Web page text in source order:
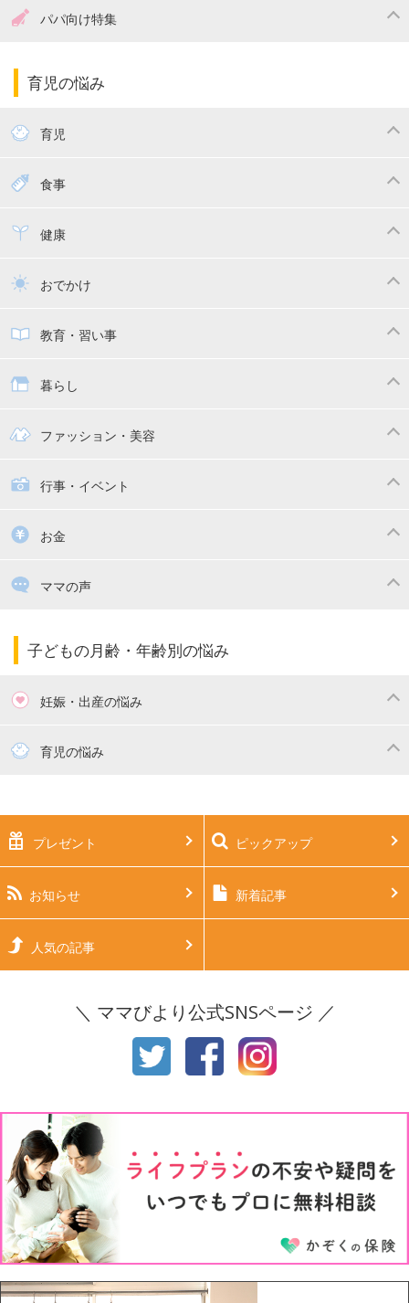
妊娠中の食事
出産準備パパ向け特集
パパ向け特集
育児の悩み
育児
赤ちゃんのお世話
寝かしつけ
トイトレ
食事
離乳食健康
乳幼児健診・予防接種
おでかけ
子供とおでかけ
抱っこ紐
教育・習い事
教育・習い事
幼稚園
絵本
暮らし
ママの日常
家族関係・夫婦関係
掃除
ファッション・美容
子供の服・ファッション
行事・イベント
漫画
出産祝い・内祝い
お金
住宅購入ママの声
子育てコラム
子どもの月齢・年齢別の悩み
妊娠・出産の悩み
妊活 育児の悩み
生後2ヶ月 生後3ヶ月
生後4ヶ月 生後5ヶ月
生後6ヶ月
生後11ヶ月
3才
5才 6才
プレゼント ピックアップ
お知らせ 新着記事
人気の記事
＼ ママびより公式SNSページ ／